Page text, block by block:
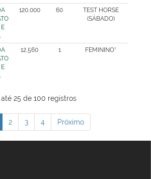
120,000 60
TEST HORSE
(SÁBADO)
12,560 1 FEMININO*
25 de 100 registros
2 3 4 Próximo